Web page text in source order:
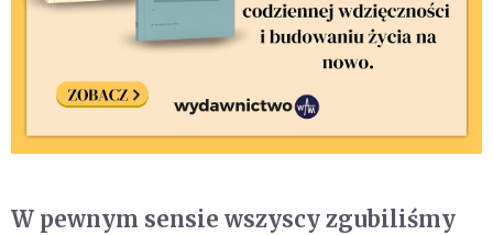
W pewnym sensie wszyscy zgubiliśmy